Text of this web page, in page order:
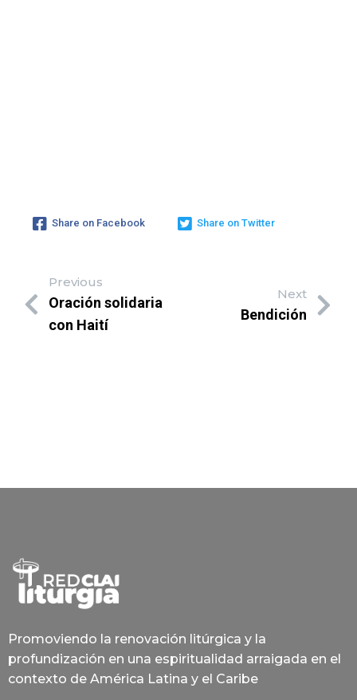
Share on Facebook Share on Twitter
Previous
Oración solidaria
con Haití
Next
Bendición
Promoviendo la renovación litúrgica y la
profundización en una espiritualidad arraigada en el
contexto de América Latina y el Caribe